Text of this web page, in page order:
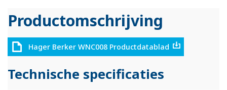
Productomschrijving
Hager Berker WNC008 Productdatablad
Technische specificaties